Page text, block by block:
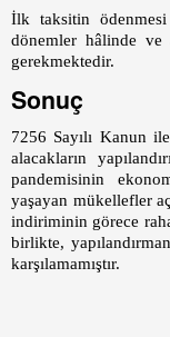
İlk taksitin
dönemler hâlinde
gerekmektedir.
Sonuç
7256 Sayılı Kanun
alacakların
pandemisinin
yaşayan mükellefler
indiriminin görece
birlikte,
karşılamamıştır.